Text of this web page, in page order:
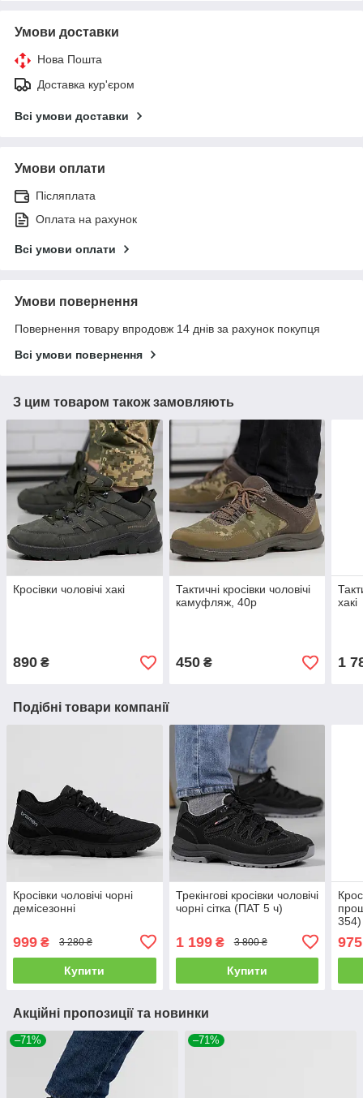
Умови доставки
Нова Пошта
Доставка кур'єром
Всі умови доставки
Умови оплати
Післяплата
Оплата на рахунок
Всі умови оплати
Умови повернення
Повернення товару впродовж 14 днів за рахунок покупця
Всі умови повернення
З цим товаром також замовляють
Кросівки чоловічі хакі
890 ₴
Тактичні кросівки чоловічі
камуфляж, 40р
450₴
хакі
1
Подібні товари компанії
Кросівки чоловічі чорні
демісезонні
999 ₴ 3 280 ₴
Купити
Трекінгові кросівки чоловічі
чорні сітка (ПАТ 5 ч)
1 199₴ 3 800 ₴
Купити
354)
975
Акційні пропозиції та новинки
–71% –71%